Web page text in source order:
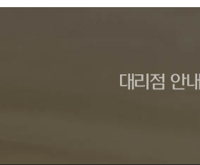
대리점 안내